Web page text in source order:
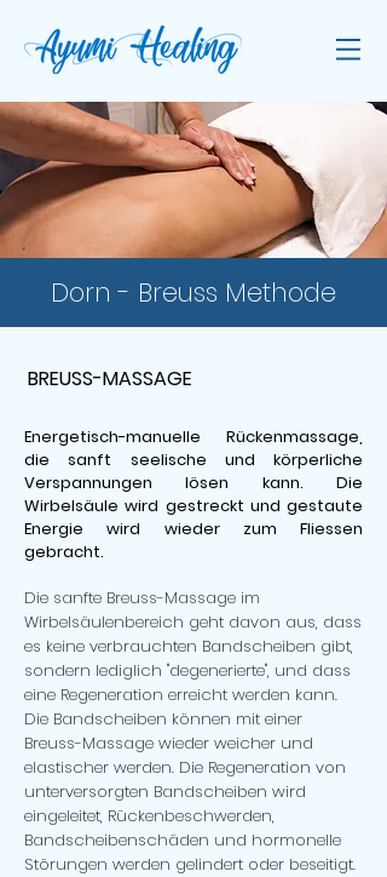
Dorn - Breuss Methode
BREUSS-MASSAGE
Energetisch-manuelle Rückenmassage,
die sanft seelische und körperliche
Verspannungen lösen kann. Die
Wirbelsäule wird gestreckt und gestaute
Energie wird wieder zum Fliessen
gebracht.
Die sanfte Breuss-Massage im
Wirbelsäulenbereich geht davon aus, dass
es keine verbrauchten Bandscheiben gibt,
sondern lediglich "degenerierte", und dass
eine Regeneration erreicht werden kann.
Die Bandscheiben können mit einer
Breuss-Massage wieder weicher und
elastischer werden. Die Regeneration von
unterversorgten Bandscheiben wird
eingeleitet, Rückenbeschwerden,
Bandscheibenschäden und hormonelle
Störungen werden gelindert oder beseitigt.